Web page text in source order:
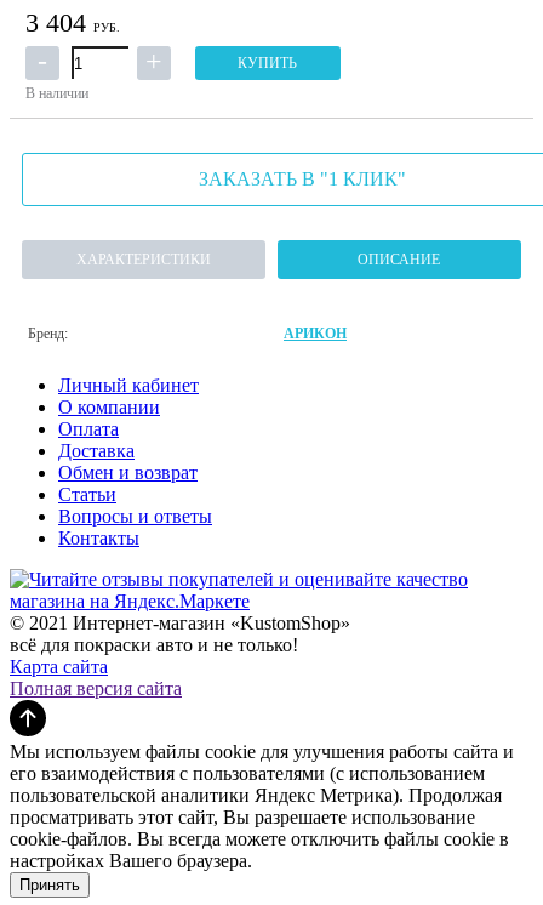
3 404 РУБ.
КУПИТЬ
В наличии
ЗАКАЗАТЬ В "1 КЛИК"
ХАРАКТЕРИСТИКИ ОПИСАНИЕ
Бренд: АРИКОН
Личный кабинет
О компании
Оплата
Доставка
Обмен и возврат
Статьи
Вопросы и ответы
Контакты
© 2021 Интернет-магазин «KustomShop»
всё для покраски авто и не только!
Карта сайта
Полная версия сайта
Мы используем файлы cookie для улучшения работы сайта и
его взаимодействия с пользователями (с использованием
пользовательской аналитики Яндекс Метрика). Продолжая
просматривать этот сайт, Вы разрешаете использование
cookie-файлов. Вы всегда можете отключить файлы cookie в
настройках Вашего браузера.
Принять